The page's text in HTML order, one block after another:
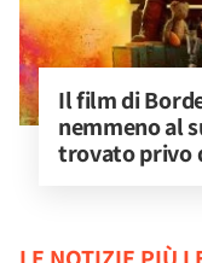
Il film di
nemmeno al
trovato privo